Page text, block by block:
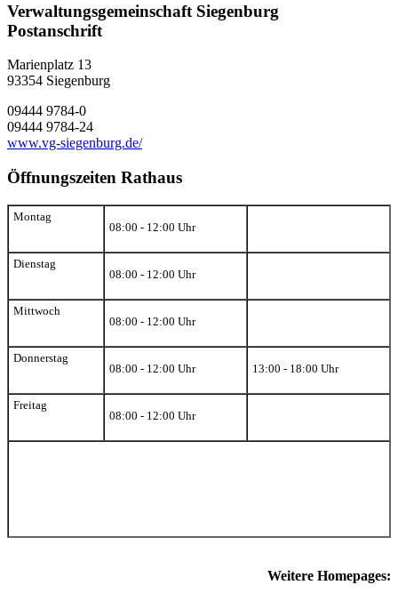
Verwaltungsgemeinschaft Siegenburg
Postanschrift
Marienplatz 13
93354 Siegenburg
09444 9784-0
09444 9784-24
www.vg-siegenburg.de/
Öffnungszeiten Rathaus
Montag
08:00 - 12:00 Uhr
Dienstag
08:00 - 12:00 Uhr
Mittwoch
08:00 - 12:00 Uhr
Donnerstag
08:00 - 12:00 Uhr
13:00 - 18:00 Uhr
Freitag
08:00 - 12:00 Uhr
Weitere Homepages: